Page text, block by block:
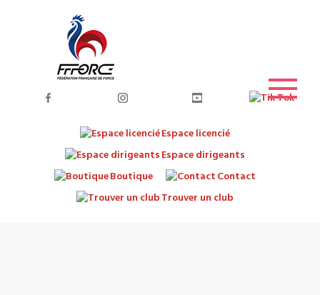
Espace licencié
Espace dirigeants
Boutique
Contact
Trouver un club